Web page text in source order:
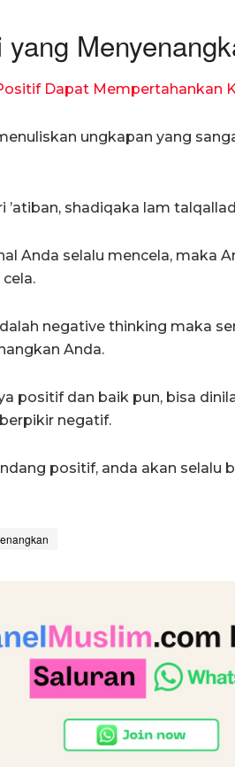
Dapat Mempertahankan
ungkapan yang
’atiban, shadiqaka lam
Anda selalu mencela, maka
negative thinking maka
Anda.
positif dan baik pun, bisa
negatif.
positif, anda akan selalu